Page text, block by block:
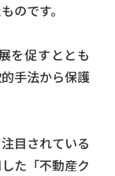
のです。
を促すととも
手法から保護
目されている
た「不動産ク